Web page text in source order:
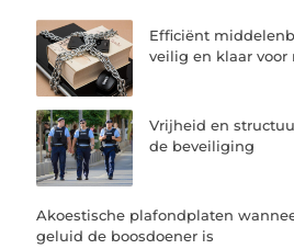
Efficiënt
veilig en klaar voor
Vrijheid en
de beveiliging
Akoestische plafondplaten
geluid de boosdoener is